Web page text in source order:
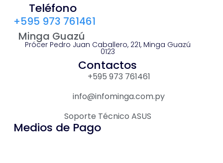
Teléfono
+595 973 761461
Minga Guazú
Prócer Pedro Juan Caballero, 221, Minga Guazú
0123
Contactos
+595 973 761461
info@infominga.com.py
Soporte Técnico ASUS
Medios de Pago